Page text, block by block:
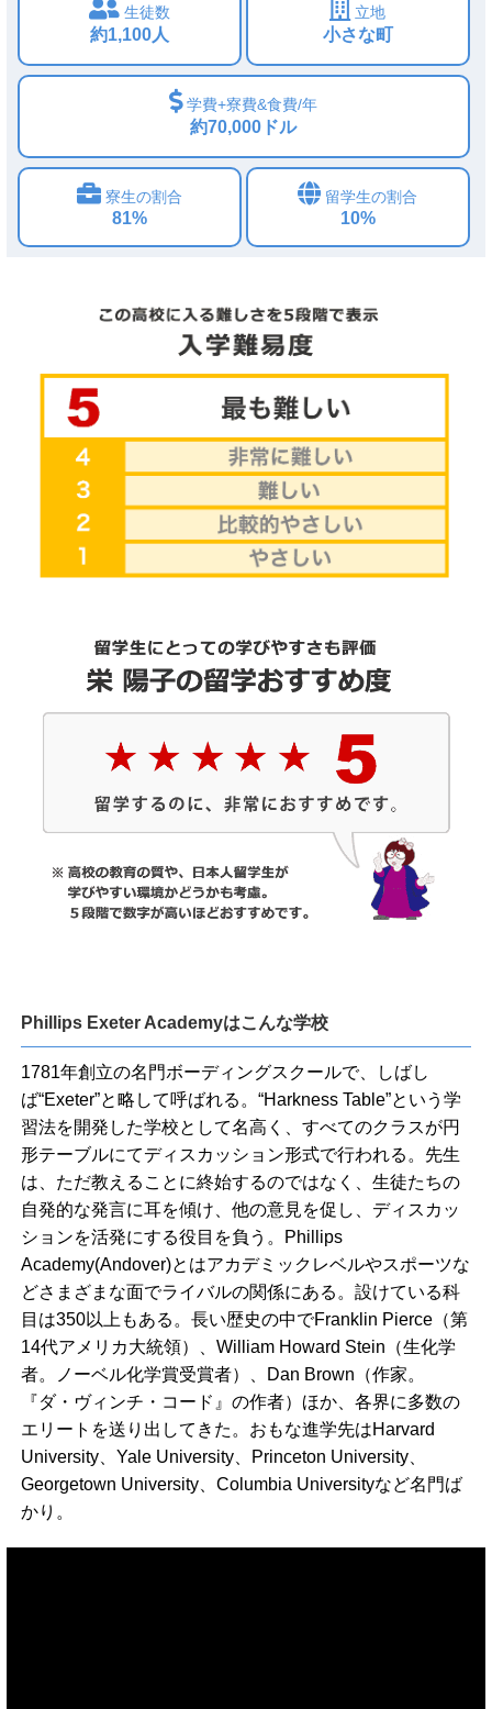
生徒数
約1,100人
立地
小さな町
学費+寮費&食費/年
約70,000ドル
寮生の割合
81%
留学生の割合
10%
Phillips Exeter Academyはこんな学校
1781年創立の名門ボーディングスクールで、しばし
ば“Exeter”と略して呼ばれる。“Harkness Table”という学
習法を開発した学校として名高く、すべてのクラスが円
形テーブルにてディスカッション形式で行われる。先生
は、ただ教えることに終始するのではなく、生徒たちの
自発的な発言に耳を傾け、他の意見を促し、ディスカッ
ションを活発にする役目を負う。Phillips
Academy(Andover)とはアカデミックレベルやスポーツな
どさまざまな面でライバルの関係にある。設けている科
目は350以上もある。長い歴史の中でFranklin Pierce（第
14代アメリカ大統領）、William Howard Stein（生化学
者。ノーベル化学賞受賞者）、Dan Brown（作家。
『ダ・ヴィンチ・コード』の作者）ほか、各界に多数の
エリートを送り出してきた。おもな進学先はHarvard
University、Yale University、Princeton University、
Georgetown University、Columbia Universityなど名門ば
かり。